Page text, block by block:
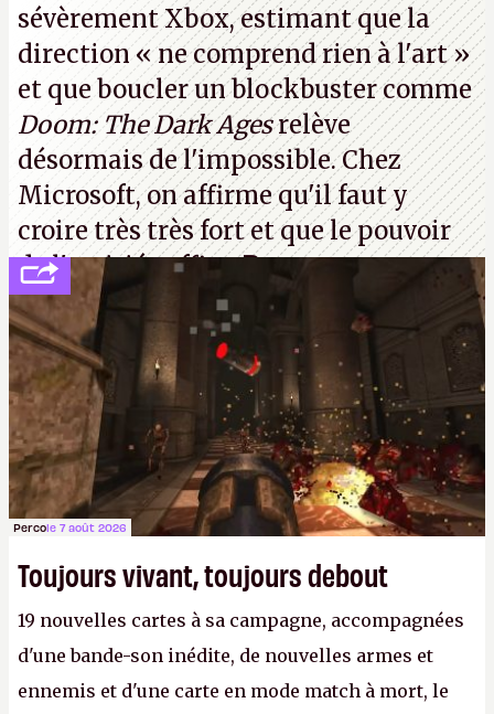
sévèrement Xbox, estimant que la
direction« ne comprend rien à l'art »
et que boucler un blockbuster comme
Doom: The Dark Agesrelève
désormais de l'impossible. Chez
Microsoft, on affirme qu'il faut y
croire très très fort et que le pouvoir
de l'amitié suffira.P.
Percole 7 août 2026
Toujours vivant, toujours debout
19 nouvelles cartes à sa campagne, accompagnées
d'une bande-son inédite, de nouvelles armes et
ennemis et d'une carte en mode match à mort, le